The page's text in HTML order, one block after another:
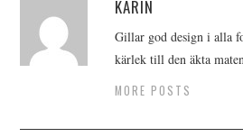
KARIN
Gillar god design i alla
kärlek till den äkta
MORE POSTS